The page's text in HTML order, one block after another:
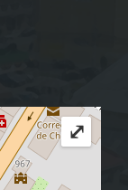
⤢